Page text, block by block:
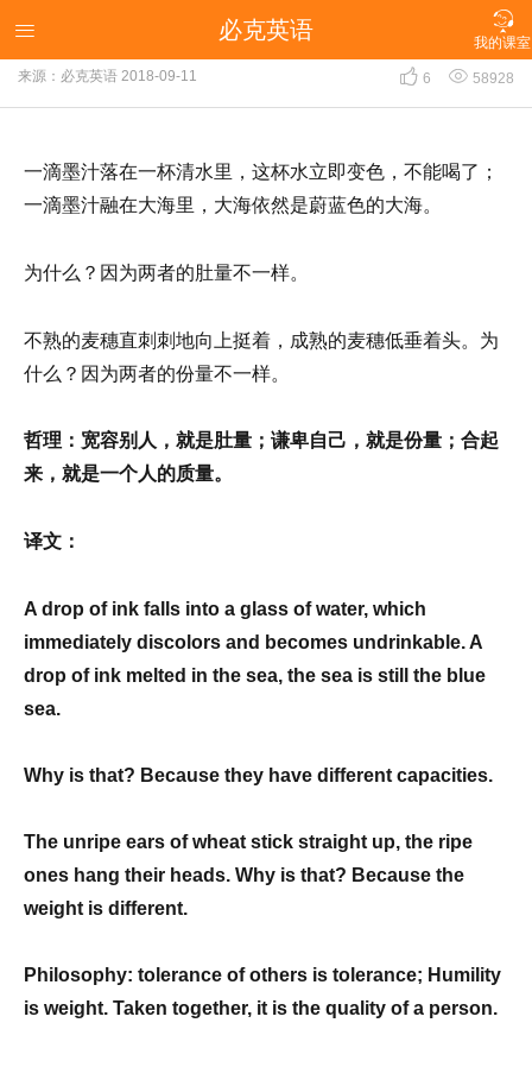

我的课室
 必克英语
每天一则必克英语小故事
来源：必克英语 2018-09-11  6  58928
一滴墨汁落在一杯清水里，这杯水立即变色，不能喝了；
一滴墨汁融在大海里，大海依然是蔚蓝色的大海。
为什么？因为两者的肚量不一样。
不熟的麦穗直刺刺地向上挺着，成熟的麦穗低垂着头。为
什么？因为两者的份量不一样。
哲理：宽容别人，就是肚量；谦卑自己，就是份量；合起
来，就是一个人的质量。
译文：
A drop of ink falls into a glass of water, which
immediately discolors and becomes undrinkable. A
drop of ink melted in the sea, the sea is still the blue
sea.
Why is that? Because they have different capacities.
The unripe ears of wheat stick straight up, the ripe
ones hang their heads. Why is that? Because the
weight is different.
Philosophy: tolerance of others is tolerance; Humility
is weight. Taken together, it is the quality of a person.